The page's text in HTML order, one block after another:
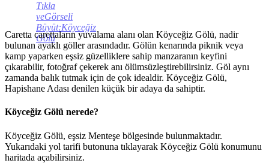
Tıkla
veGörseli
Büyüt:Köyceğiz
Gölü
Caretta carettaların yuvalama alanı olan Köyceğiz Gölü, nadir
bulunan ayaklı göller arasındadır. Gölün kenarında piknik veya
kamp yaparken eşsiz güzelliklere sahip manzaranın keyfini
çıkarabilir, fotoğraf çekerek anı ölümsüzleştirebilirsiniz. Göl aynı
zamanda balık tutmak için de çok idealdir. Köyceğiz Gölü,
Hapishane Adası denilen küçük bir adaya da sahiptir.
Köyceğiz Gölü nerede?
Köyceğiz Gölü, eşsiz Menteşe bölgesinde bulunmaktadır.
Yukarıdaki yol tarifi butonuna tıklayarak Köyceğiz Gölü konumunu
haritada açabilirsiniz.